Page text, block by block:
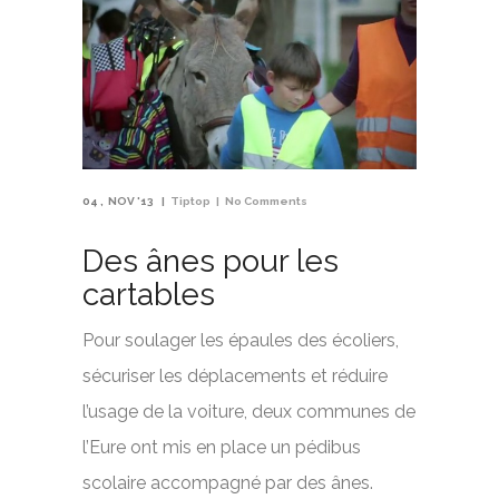
04 NOV '13 Tiptop No Comments
Des ânes pour les
cartables
Pour soulager les épaules des écoliers,
sécuriser les déplacements et réduire
l’usage de la voiture, deux communes de
l’Eure ont mis en place un pédibus
scolaire accompagné par des ânes.